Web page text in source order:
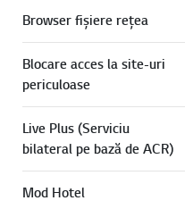
Browser fișiere rețea
Blocare acces la site-uri
periculoase
Live Plus (Serviciu
bilateral pe bază de ACR)
Mod Hotel